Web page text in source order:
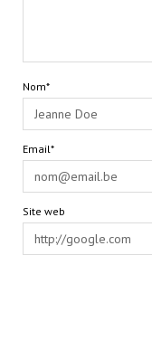
Nom*
Email*
Site web